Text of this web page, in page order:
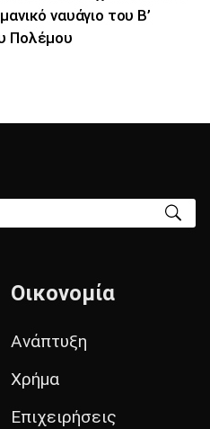
ναυάγιο του Β’
Πολέμου
Οικονομία
Ανάπτυξη
Χρήμα
Επιχειρήσεις